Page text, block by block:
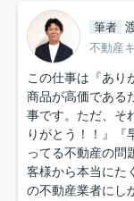
筆者
不動産
この仕事は『あり
商品が高価である
事です。ただ、そ
りがとう！！』『
ってる不動産の問
客様から本当にた
の不動産業者にし